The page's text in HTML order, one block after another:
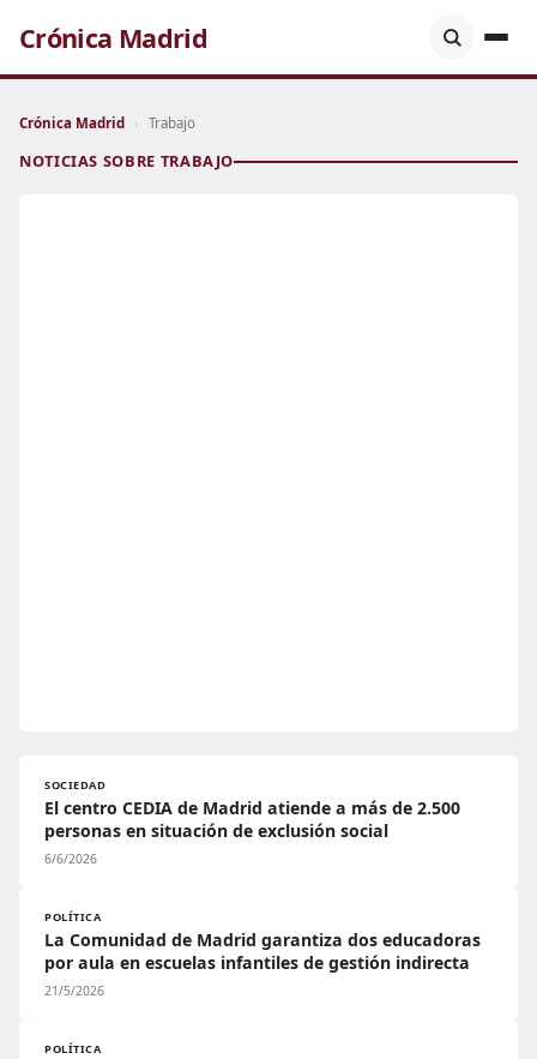
Crónica Madrid
Crónica Madrid › Trabajo
NOTICIAS SOBRE TRABAJO
SOCIEDAD
El centro CEDIA de Madrid atiende a más de 2.500
personas en situación de exclusión social
6/6/2026
POLÍTICA
La Comunidad de Madrid garantiza dos educadoras
por aula en escuelas infantiles de gestión indirecta
21/5/2026
POLÍTICA